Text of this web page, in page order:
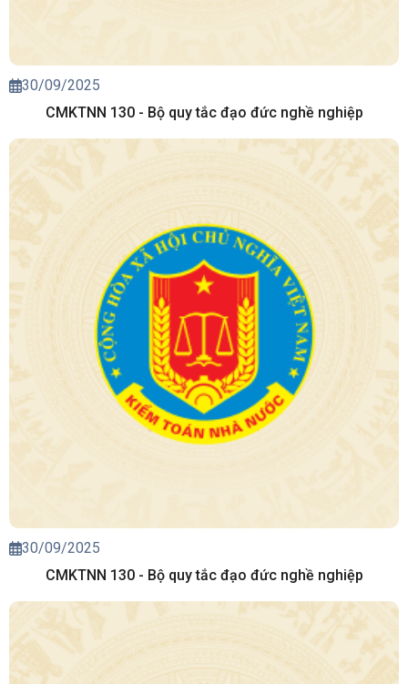
30/09/2025
CMKTNN 130 - Bộ quy tắc đạo đức nghề nghiệp
30/09/2025
CMKTNN 130 - Bộ quy tắc đạo đức nghề nghiệp